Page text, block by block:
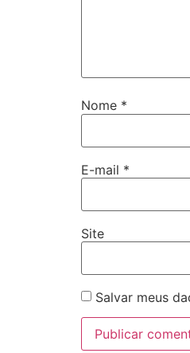
Nome *
E-mail *
Site
Salvar meus